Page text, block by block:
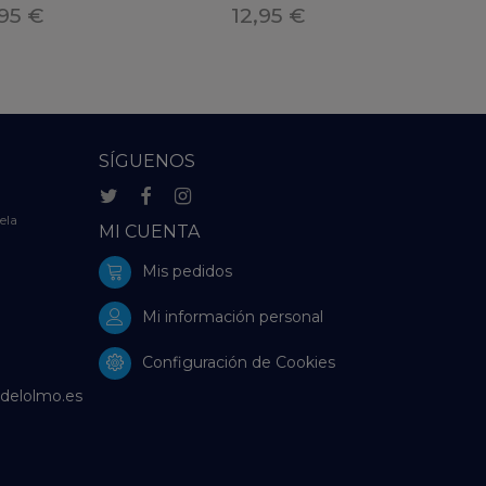
€
LIMPIEZA
12,95 €
SÍGUENOS
MI CUENTA
Mis pedidos
Mi información personal
Configuración de Cookies